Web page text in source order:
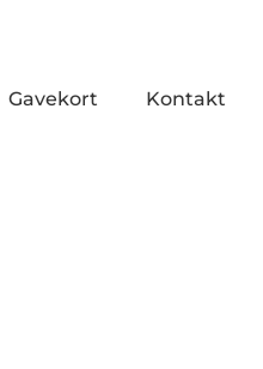
Gavekort Kontakt